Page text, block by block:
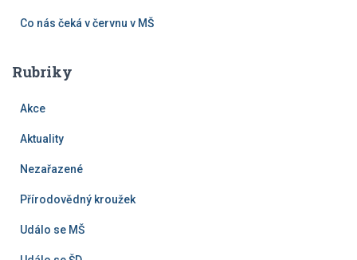
Co nás čeká v červnu v MŠ
Rubriky
Akce
Aktuality
Nezařazené
Přírodovědný kroužek
Událo se MŠ